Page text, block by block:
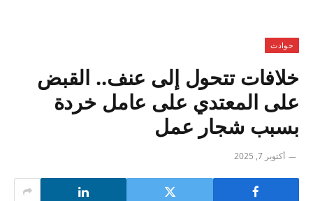
حوادث
خلافات تتحول إلى عنف.. القبض
على المعتدي على عامل خردة
بسبب شجار عمل
أكتوبر 7, 2025